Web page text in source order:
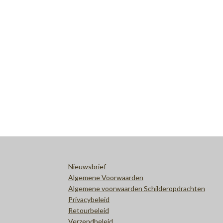
Nieuwsbrief
Algemene Voorwaarden
Algemene voorwaarden Schilderopdrachten
Privacybeleid
Retourbeleid
Verzendbeleid